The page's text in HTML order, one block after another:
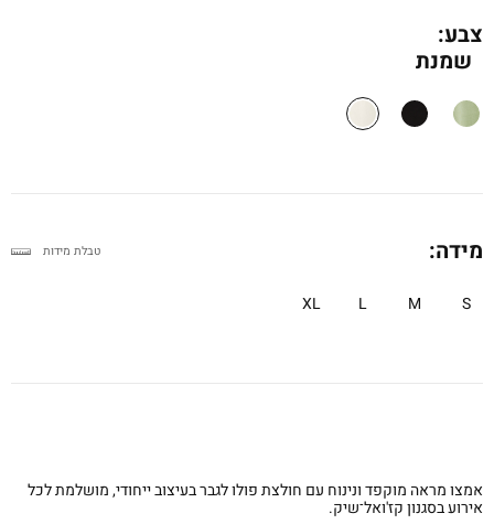
צבע:
שמנת
מידה:
S
M
L
XL
טבלת מידות
אמצו מראה מוקפד ונינוח עם חולצת פולו לגבר בעיצוב ייחודי, מושלמת לכל
אירוע בסגנון קז'ואל־שיק.